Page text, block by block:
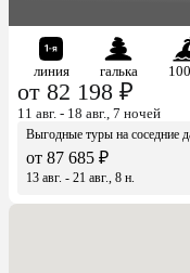
линия галька
от 82 198 ₽
11 авг. - 18 авг., 7 ночей
Выгодные туры на соседние
от 87 685 ₽
13 авг. - 21 авг., 8 н.